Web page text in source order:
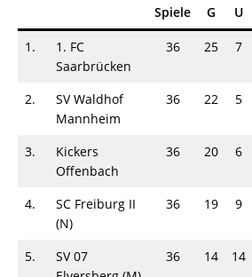
Spiele G U
1.
1. FC
Saarbrücken
36 25 7
2.
SV Waldhof
Mannheim
36 22 5
3.
Kickers
Offenbach
36 20 6
4.
SC Freiburg II
(N)
36 19 9
5.
SV 07
36 14 14